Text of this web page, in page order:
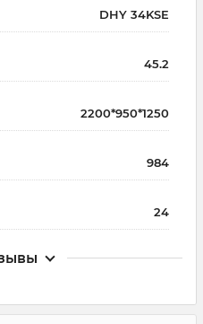
DHY 34KSE
45.2
2200*950*1250
984
24